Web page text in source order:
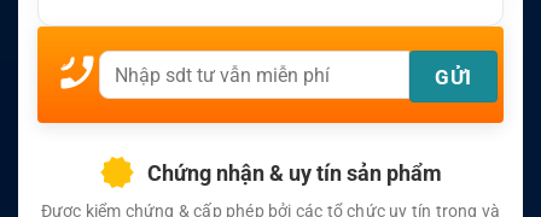
Chứng nhận & uy tín sản phẩm
Được kiểm chứng & cấp phép bởi các tổ chức uy tín trong và